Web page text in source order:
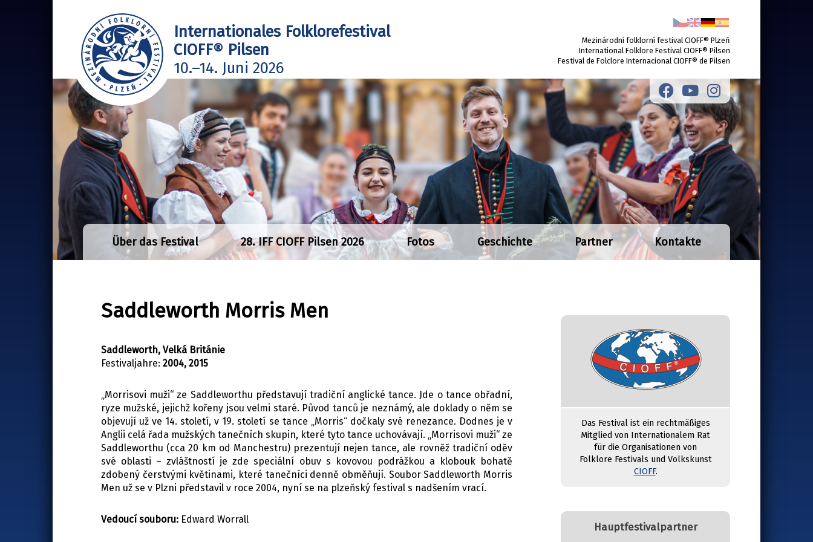
Internationales Folklorefestival
CIOFF® Pilsen
10.–14. Juni 2026
Mezinárodní folklorní festival CIOFF® Plzeň
International Folklore Festival CIOFF® Pilsen
Festival de Folclore Internacional CIOFF® de Pilsen
Über das Festival 28. IFF CIOFF Pilsen 2026 Fotos Geschichte Partner Kontakte
Saddleworth Morris Men
Saddleworth, Velká Británie
Festivaljahre: 2004, 2015
„Morrisovi muži“ ze Saddleworthu představují tradiční anglické tance. Jde o tance obřadní,
ryze mužské, jejichž kořeny jsou velmi staré. Původ tanců je neznámý, ale doklady o něm se
objevují už ve 14. století, v 19. století se tance „Morris“ dočkaly své renezance. Dodnes je v
Anglii celá řada mužských tanečních skupin, které tyto tance uchovávají. „Morrisovi muži“ ze
Saddleworthu (cca 20 km od Manchestru) prezentují nejen tance, ale rovněž tradiční oděv
své oblasti – zvláštností je zde speciální obuv s kovovou podrážkou a klobouk bohatě
zdobený čerstvými květinami, které tanečníci denně obměňují. Soubor Saddleworth Morris
Men už se v Plzni představil v roce 2004, nyní se na plzeňský festival s nadšením vrací.
Vedoucí souboru: Edward Worrall
Das Festival ist ein rechtmäßiges
Mitglied von Internationalem Rat
für die Organisationen von
Folklore Festivals und Volkskunst
CIOFF.
Hauptfestivalpartner